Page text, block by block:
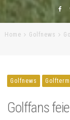
Home Golfnews
Golfnews
Golffans